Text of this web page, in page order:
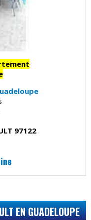
97122
EN GUADELOUPE